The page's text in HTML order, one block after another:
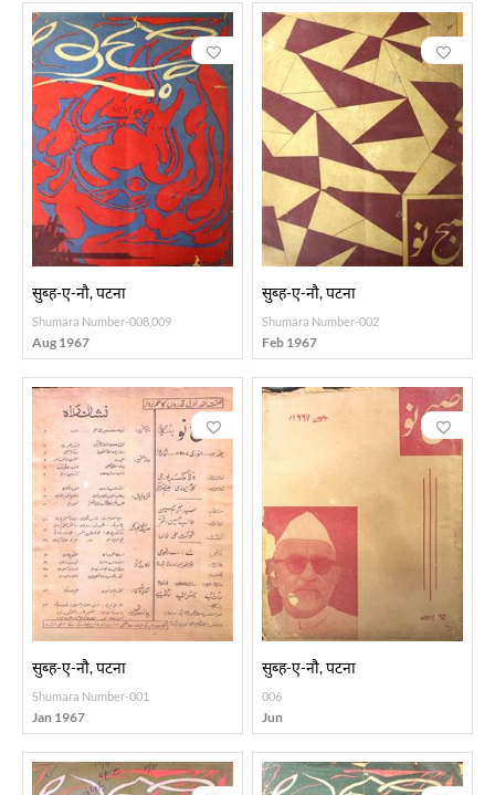
सुब्ह-ए-नौ, पटना
Shumara Number-008,009
Aug 1967
सुब्ह-ए-नौ, पटना
Shumara Number-002
Feb 1967
सुब्ह-ए-नौ, पटना
Shumara Number-001
Jan 1967
सुब्ह-ए-नौ, पटना
006
Jun